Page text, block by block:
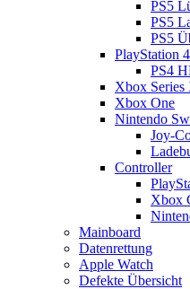
PS5
PS5
PS5
PlayStation 4
PS4
Xbox Series
Xbox One
Nintendo
Joy-
Controller
Xbox
Mainboard
Datenrettung
Apple Watch
Defekte Übersicht